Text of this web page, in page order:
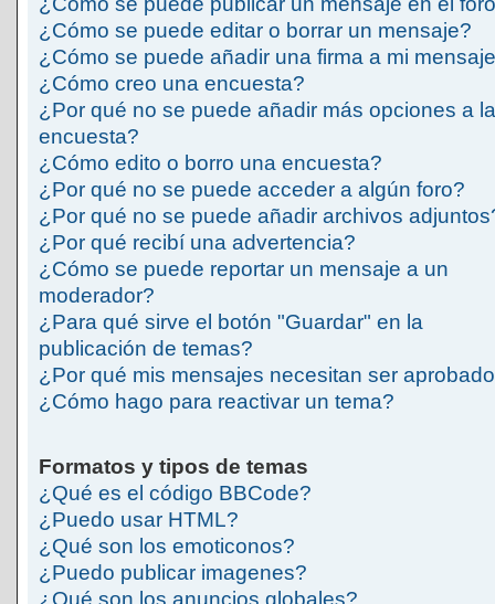
¿Cómo se puede editar o borrar un mensaje?
¿Cómo se puede añadir una firma a mi
¿Cómo creo una encuesta?
¿Por qué no se puede añadir más opciones a la
encuesta?
¿Cómo edito o borro una encuesta?
¿Por qué no se puede acceder a algún foro?
¿Por qué no se puede añadir archivos
¿Por qué recibí una advertencia?
¿Cómo se puede reportar un mensaje a un
moderador?
¿Para qué sirve el botón "Guardar" en la
publicación de temas?
¿Por qué mis mensajes necesitan ser
¿Cómo hago para reactivar un tema?
Formatos y tipos de temas
¿Qué es el código BBCode?
¿Puedo usar HTML?
¿Qué son los emoticonos?
¿Puedo publicar imagenes?
¿Qué son los anuncios globales?